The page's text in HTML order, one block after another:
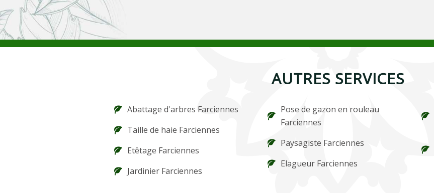
AUTRES SERVICES
Abattage d'arbres Farciennes
Taille de haie Farciennes
Etêtage Farciennes
Jardinier Farciennes
Pose de gazon en rouleau
Farciennes
Paysagiste Farciennes
Elagueur Farciennes